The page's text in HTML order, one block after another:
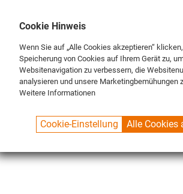
SPUELBOY.DE SHOP SALE
Cookie Hinweis
Wenn Sie auf „Alle Cookies akzeptieren“
Speicherung von Cookies auf Ihrem Gerät zu,
Websitenavigation zu verbessern, die
analysieren und unsere Marketingbemühungen
Weitere Informationen
Cookie-Einstellung Alle Cookies